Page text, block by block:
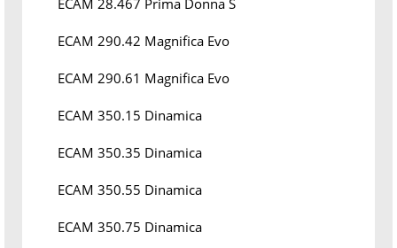
ECAM 28.467 Prima Donna S
ECAM 290.42 Magnifica Evo
ECAM 290.61 Magnifica Evo
ECAM 350.15 Dinamica
ECAM 350.35 Dinamica
ECAM 350.55 Dinamica
ECAM 350.75 Dinamica